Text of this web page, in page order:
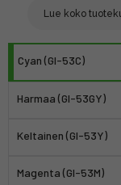
Lue koko
Cyan (GI-53C)
Harmaa (GI-53GY)
Keltainen (GI-53Y)
Magenta (GI-53M)